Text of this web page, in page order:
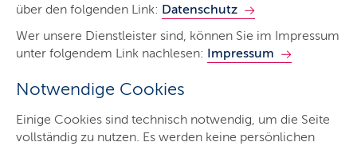
über den folgenden Link: Datenschutz
Wer unsere Dienstleister sind, können Sie im Impressum
unter folgendem Link nachlesen: Impressum
Notwendige Cookies
Einige Cookies sind technisch notwendig, um die Seite
vollständig zu nutzen. Es werden keine persönlichen
Start
Ministerin